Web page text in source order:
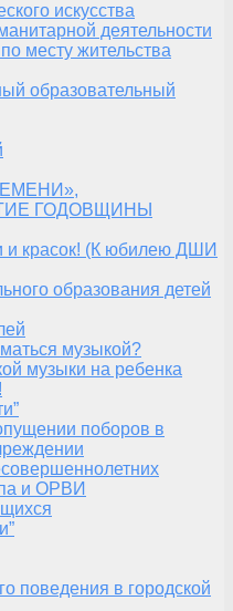
искусства
деятельности
месту жительства
образовательный
ГОДОВЩИНЫ
и красок! (К юбилею ДШИ
образования детей
музыкой?
музыки на ребенка
поборов в
и ОРВИ
поведения в городской